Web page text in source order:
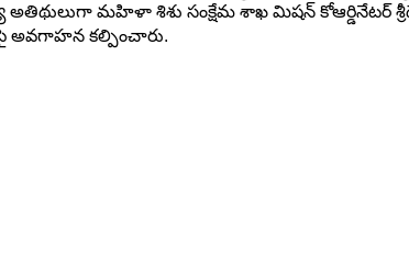
మహిళా శిశు సంక్షేమ శాఖ మిషన్ కోఆర్డినేటర్
అవగాహన కల్పించారు.